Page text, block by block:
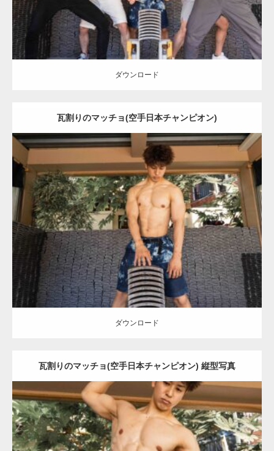
ダウンロード
瓦割りのマッチョ(空手日本チャンピオン)
Update:2023.02.11
Category:瓦割りのマッチョ オレンジの人 大胸筋 浅草 (東京)
ダウンロード
ダウンロード
瓦割りのマッチョ(空手日本チャンピオン) 縦型写真
Update: 2023.02.11